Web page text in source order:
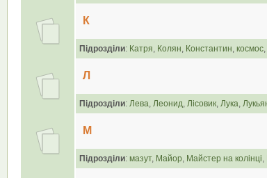
К
Підрозділи: Катря, Колян, Константин, космос,
Л
Підрозділи: Лева, Леонид, Лісовик, Лука,
М
Підрозділи: мазут, Майор, Майстер на колінці,